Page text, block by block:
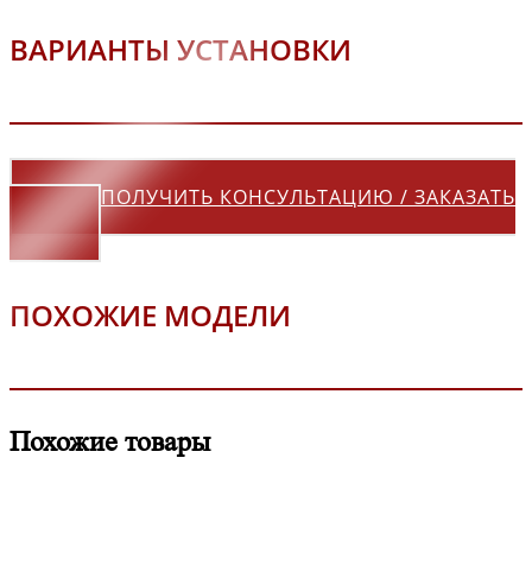
ВАРИАНТЫ УСТАНОВКИ
ПОЛУЧИТЬ КОНСУЛЬТАЦИЮ / ЗАКАЗАТЬ
ПОХОЖИЕ МОДЕЛИ
Похожие товары